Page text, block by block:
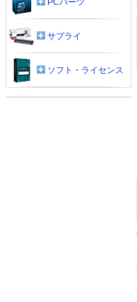
PCパーツ
サプライ
ソフト・ライセンス